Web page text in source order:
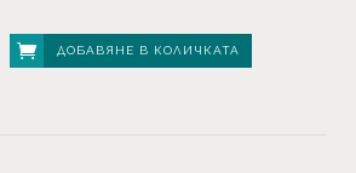
ДОБАВЯНЕ В КОЛИЧКАТА